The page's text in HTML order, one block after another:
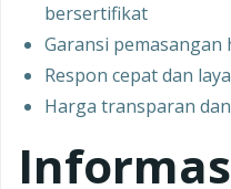
bersertifikat
Garansi pemasangan
Respon cepat dan
Harga transparan